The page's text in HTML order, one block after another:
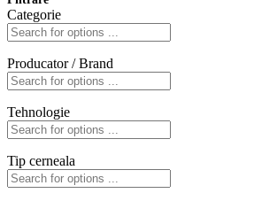
Categorie
Producator / Brand
Tehnologie
Tip cerneala